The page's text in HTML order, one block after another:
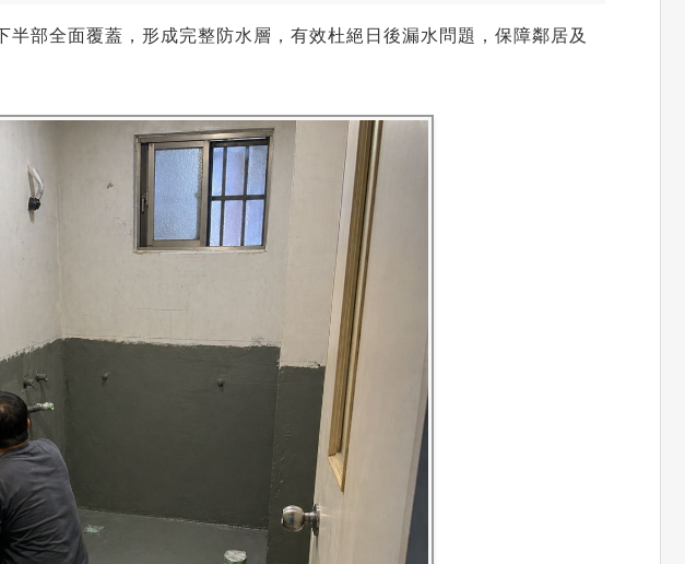
部全面覆蓋，形成完整防水層，有效杜絕日後漏水問題，保障鄰居及